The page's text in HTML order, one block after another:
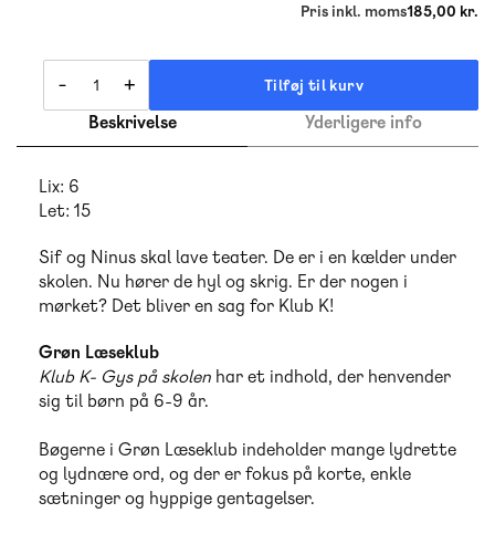
Pris inkl. moms185,00 kr.
- + Tilføj til kurv
Beskrivelse Yderligere info
Lix: 6
Let: 15
Sif og Ninus skal lave teater. De er i en kælder under
skolen. Nu hører de hyl og skrig. Er der nogen i
mørket? Det bliver en sag for Klub K!
Grøn Læseklub
Klub K- Gys på skolen har et indhold, der henvender
sig til børn på 6-9 år.
Bøgerne i Grøn Læseklub indeholder mange lydrette
og lydnære ord, og der er fokus på korte, enkle
sætninger og hyppige gentagelser.